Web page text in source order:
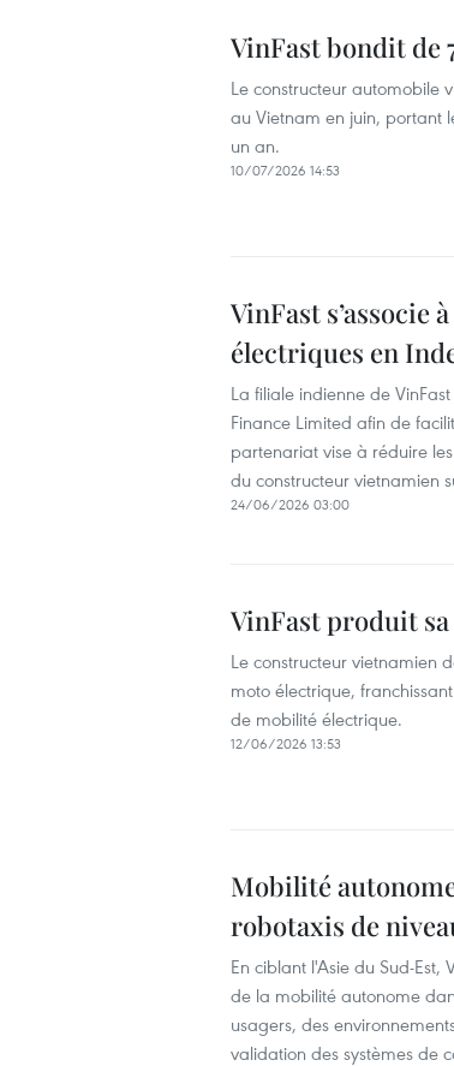
VinFast bondit de
Le constructeur automobile
au Vietnam en juin, portant
un an.
10/07/2026 14:53
VinFast s’associe
électriques en
La filiale indienne de
Finance Limited afin de
partenariat vise à réduire
du constructeur vietnamien
24/06/2026 03:00
VinFast produit
Le constructeur vietnamien
moto électrique,
de mobilité électrique.
12/06/2026 13:53
Mobilité
robotaxis de
En ciblant l'Asie du Sud-
de la mobilité autonome
usagers, des
validation des systèmes de